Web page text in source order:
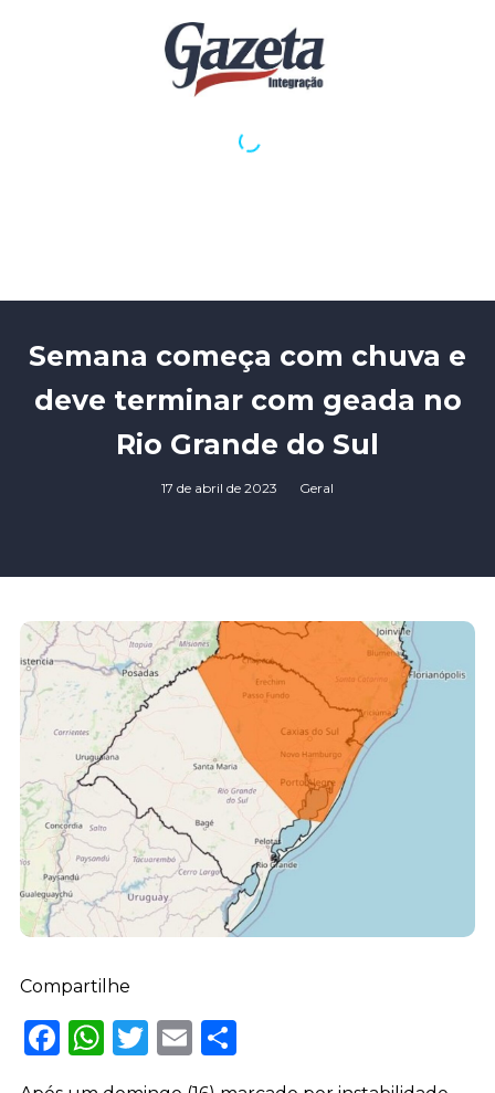
Semana começa com chuva e
deve terminar com geada no
Rio Grande do Sul
17 de abril de 2023 Geral
Compartilhe
Facebook
WhatsApp
Twitter
EmailShare